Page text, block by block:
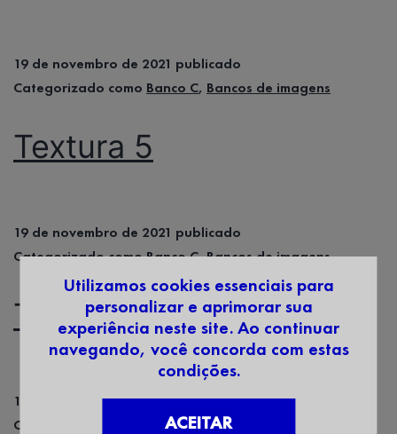
Utilizamos cookies essenciais para
personalizar e aprimorar sua
experiência neste site. Ao continuar
navegando, você concorda com estas
condições.
ACEITAR
19 de novembro de 2021 publicado
Categorizado como Banco C, Bancos de imagens
Textura 5
19 de novembro de 2021 publicado
Categorizado comoBanco C,Bancos de imagens
Textura 4
19 de novembro de 2021publicado
Categorizado como
Banco C,Bancos de imagens